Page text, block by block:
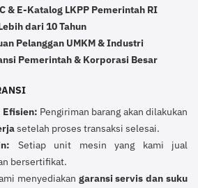
& E-Katalog LKPP Pemerintah RI
dari 10 Tahun
Pelanggan UMKM & Industri
Pemerintah & Korporasi Besar
Efisien: Pengiriman barang akan dilakukan
setelah proses transaksi selesai.
Setiap unit mesin yang kami jual
bersertifikat.
menyediakan garansi servis dan suku